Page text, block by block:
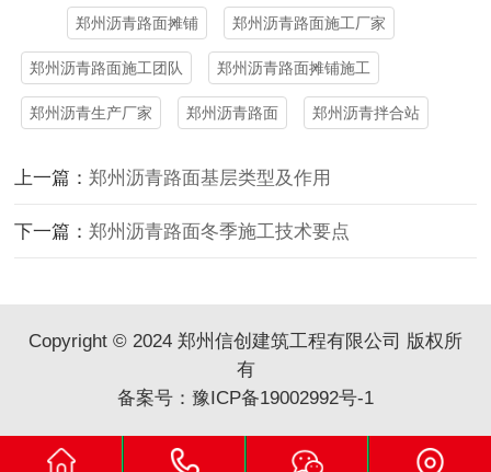
郑州沥青路面摊铺 郑州沥青路面施工厂家
郑州沥青路面施工团队 郑州沥青路面摊铺施工
郑州沥青生产厂家 郑州沥青路面 郑州沥青拌合站
上一篇：郑州沥青路面基层类型及作用
下一篇：郑州沥青路面冬季施工技术要点
Copyright © 2024 郑州信创建筑工程有限公司 版权所
有
备案号： 豫ICP备19002992号-1